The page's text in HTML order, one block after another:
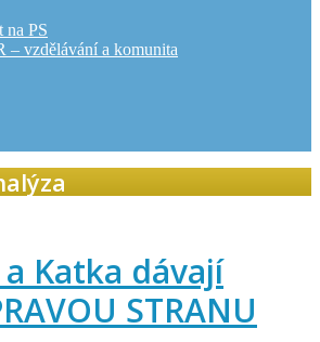
na PS
vzdělávání a komunita
Katka dávají
STRANU